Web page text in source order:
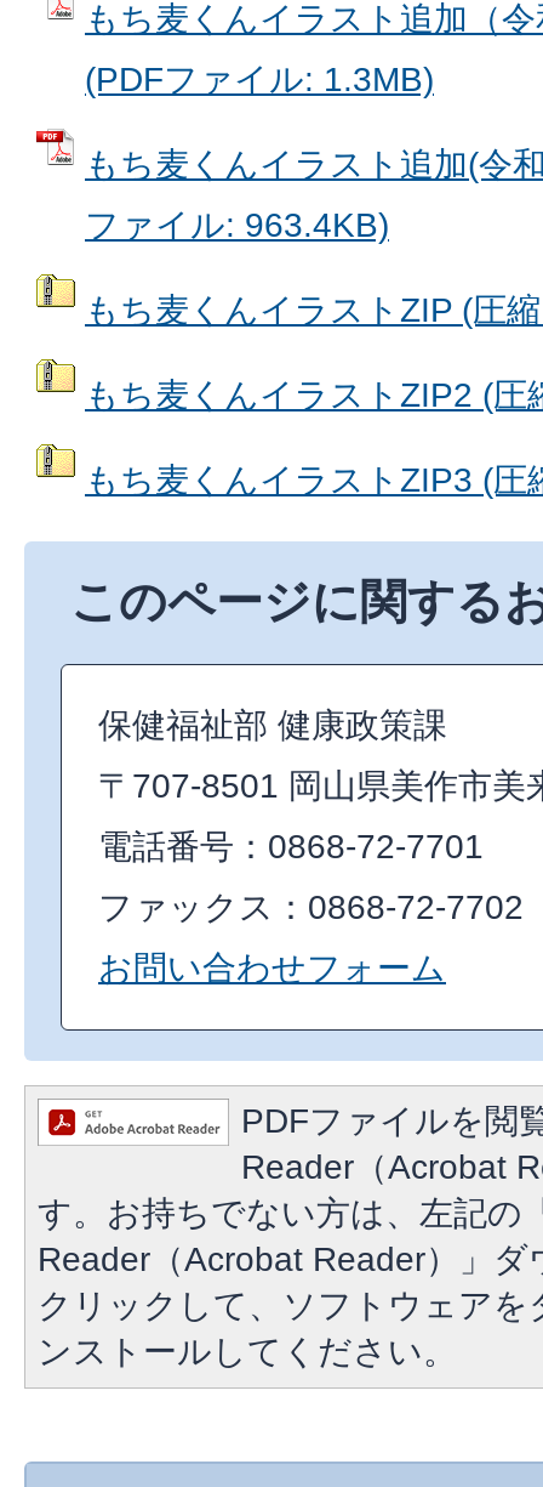
もち麦くんイラスト追加（
(PDFファイル: 1.3MB)
もち麦くんイラスト追加(令
ファイル: 963.4KB)
もち麦くんイラストZIP (圧
もち麦くんイラストZIP2 (
もち麦くんイラストZIP3 (圧
このページに関する
保健福祉部 健康政策課
〒707-8501 岡山県美作市美
電話番号：0868-72-7701
ファックス：0868-72-7702
お問い合わせフォーム
PDFファイルを閲
Reader（Acrobat
す。お持ちでない方は、左記の
Reader（Acrobat Reader）」
クリックして、ソフトウェア
ンストールしてください。